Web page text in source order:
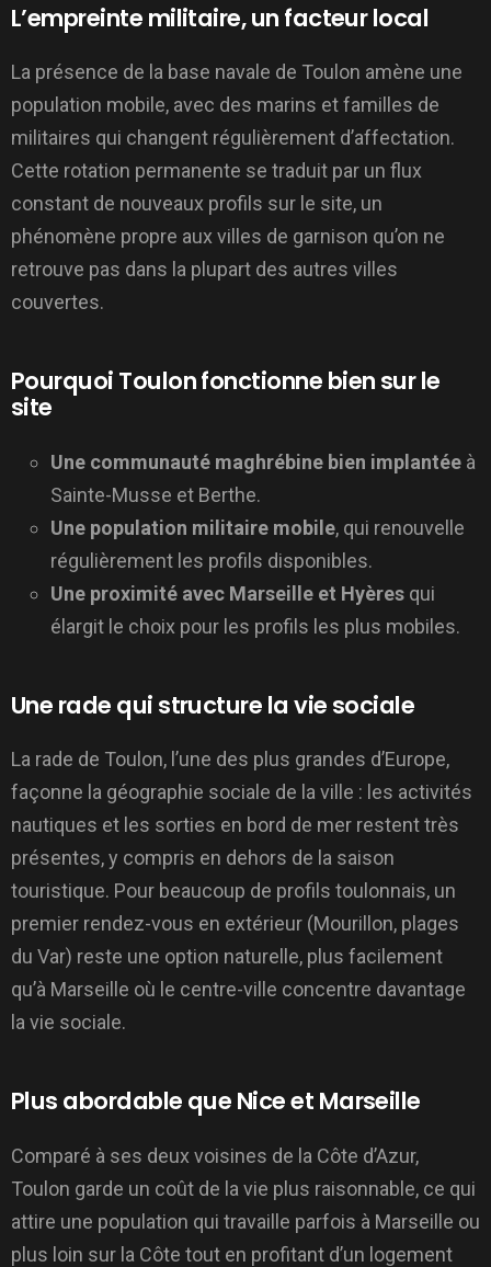
L’empreinte militaire, un facteur local
La présence de la base navale de Toulon amène une
population mobile, avec des marins et familles de
militaires qui changent régulièrement d’affectation.
Cette rotation permanente se traduit par un flux
constant de nouveaux profils sur le site, un
phénomène propre aux villes de garnison qu’on ne
retrouve pas dans la plupart des autres villes
couvertes.
Pourquoi Toulon fonctionne bien sur le
site
Une communauté maghrébine bien implantée à
Sainte-Musse et Berthe.
Une population militaire mobile, qui renouvelle
régulièrement les profils disponibles.
Une proximité avec Marseille et Hyères qui
élargit le choix pour les profils les plus mobiles.
Une rade qui structure la vie sociale
La rade de Toulon, l’une des plus grandes d’Europe,
façonne la géographie sociale de la ville : les activités
nautiques et les sorties en bord de mer restent très
présentes, y compris en dehors de la saison
touristique. Pour beaucoup de profils toulonnais, un
premier rendez-vous en extérieur (Mourillon, plages
du Var) reste une option naturelle, plus facilement
qu’à Marseille où le centre-ville concentre davantage
la vie sociale.
Plus abordable que Nice et Marseille
Comparé à ses deux voisines de la Côte d’Azur,
Toulon garde un coût de la vie plus raisonnable, ce qui
attire une population qui travaille parfois à Marseille ou
plus loin sur la Côte tout en profitant d’un logement